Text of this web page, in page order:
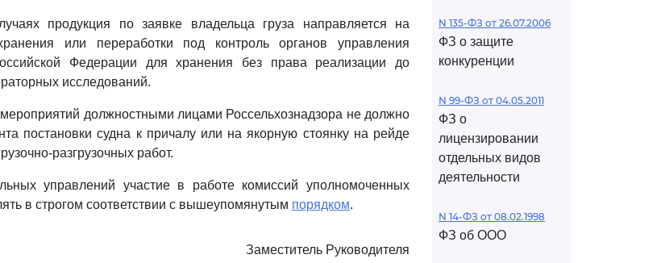
продукция по заявке владельца груза направляется на
или переработки под контроль органов управления
Федерации для хранения без права реализации до
исследований.
должностными лицами Россельхознадзора не должно
постановки судна к причалу или на якорную стоянку на рейде
разгрузочных работ.
управлений участие в работе комиссий уполномоченных
в строгом соответствии с вышеупомянутым порядком.
Заместитель Руководителя
N 135-ФЗ от 26.07.2006
ФЗ о защите
конкуренции
N 99-ФЗ от 04.05.2011
ФЗ о
лицензировании
отдельных видов
деятельности
N 14-ФЗ от 08.02.1998
ФЗ об ООО